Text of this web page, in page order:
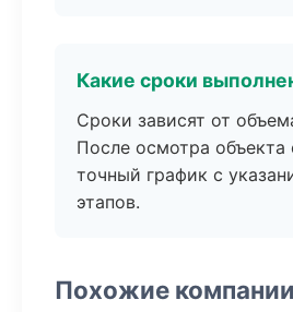
Какие сроки
Сроки зависят от
После осмотра объекта
точный график с
этапов.
Похожие